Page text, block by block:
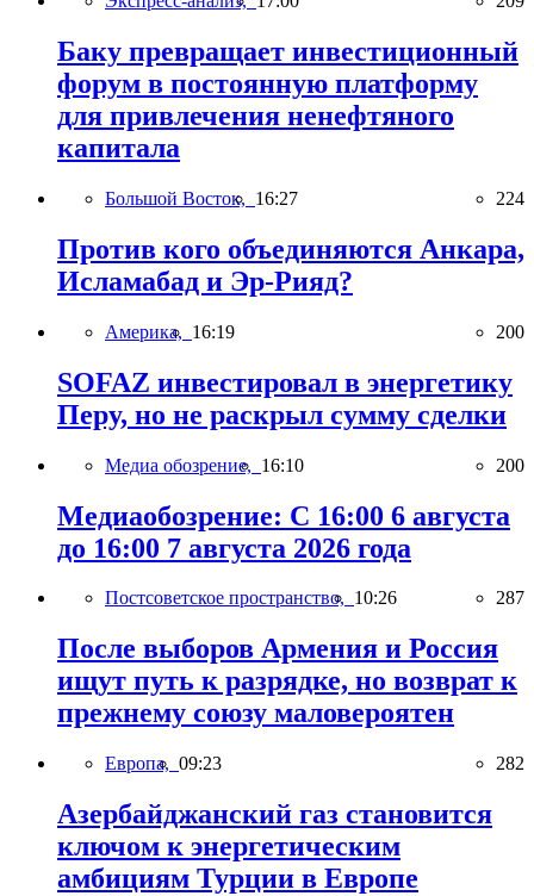
Баку превращает инвестиционный
форум в постоянную платформу
для привлечения ненефтяного
капитала
Большой Восток, 16:27 224
Против кого объединяются Анкара,
Исламабад и Эр-Рияд?
Америка, 16:19 200
SOFAZ инвестировал в энергетику
Перу, но не раскрыл сумму сделки
Медиа обозрение, 16:10 200
Медиаобозрение: С 16:00 6 августа
до 16:00 7 августа 2026 года
Постсоветское пространство, 10:26 287
После выборов Армения и Россия
ищут путь к разрядке, но возврат к
прежнему союзу маловероятен
Европа, 09:23 282
Азербайджанский газ становится
ключом к энергетическим
амбициям Турции в Европе